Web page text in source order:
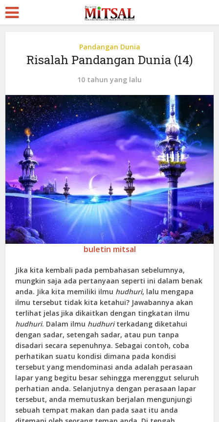
Pandangan Dunia
Risalah Pandangan Dunia (14)
10 tahun yang lalu
buletin mitsal
Jika kita kembali pada pembahasan sebelumnya,
mungkin saja ada pertanyaan seperti ini dalam benak
anda. Jika kita memiliki ilmu hudhuri, lalu mengapa
ilmu tersebut tidak kita ketahui? Jawabannya akan
terlihat jelas jika dikaitkan dengan tingkatan ilmu
hudhuri. Dalam ilmu hudhuriterkadang diketahui
dengan sadar, setengah sadar, atau pun tanpa
disadari secara sepenuhnya. Sebagai contoh, coba
perhatikan suatu kondisi dimana pada kondisi
tersebut yang mendominasi anda adalah perasaan
lapar yang begitu besar sehingga merenggut seluruh
perhatian anda. Selanjutnya dengan perasaan lapar
tersebut, anda memutuskan berjalan mengunjungi
sebuah tempat makan dan pada saat itu anda